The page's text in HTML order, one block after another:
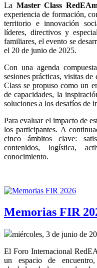
La Master Class
experiencia de formación,
territorio e innovación
líderes, directivos y
familiares, el evento se
el 20 de junio de 2025.
Con una agenda
sesiones prácticas, visitas
Class se propuso como un
de capacidades, la
soluciones a los desafíos de
Para evaluar el impacto de
los participantes. A
cinco ámbitos clave:
contenidos, logística,
conocimiento.
Memorias FIR
miércoles, 3 de junio de
El Foro Internacional
un espacio de